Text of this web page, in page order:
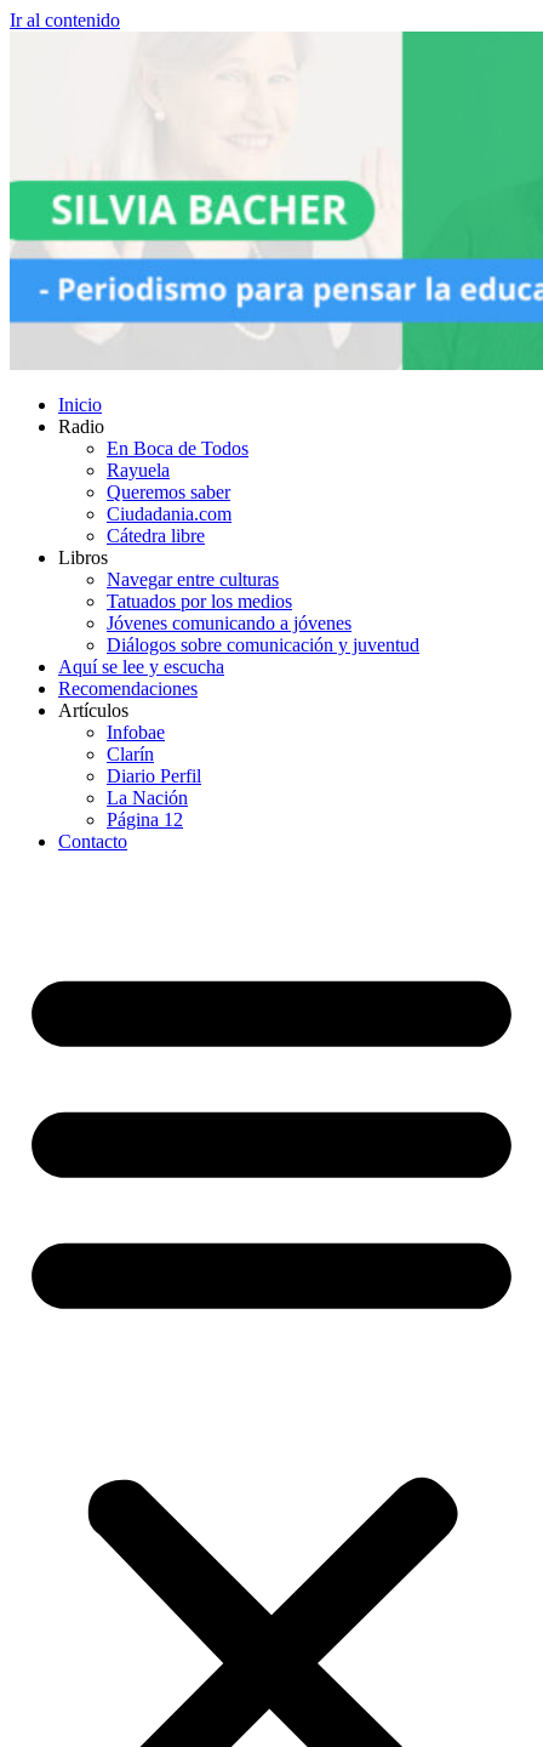
Ir al contenido
Inicio
Radio
En Boca de Todos
Rayuela
Queremos saber
Ciudadania.com
Cátedra libre
Libros
Navegar entre culturas
Tatuados por los medios
Jóvenes comunicando a jóvenes
Diálogos sobre comunicación y juventud
Aquí se lee y escucha
Recomendaciones
Artículos
Infobae
Clarín
Diario Perfil
La Nación
Página 12
Contacto